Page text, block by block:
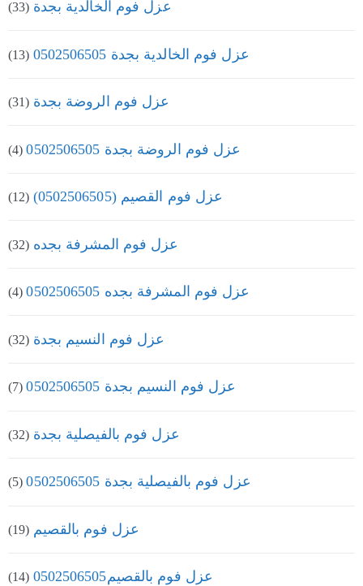
عزل فوم الخالدية بجدة (33)
عزل فوم الخالدية بجدة 0502506505 (13)
عزل فوم الروضة بجدة (31)
عزل فوم الروضة بجدة 0502506505 (4)
عزل فوم القصيم (0502506505) (12)
عزل فوم المشرفة بجده (32)
عزل فوم المشرفة بجده 0502506505 (4)
عزل فوم النسيم بجدة (32)
عزل فوم النسيم بجدة 0502506505 (7)
عزل فوم بالفيصلية بجدة (32)
عزل فوم بالفيصلية بجدة 0502506505 (5)
عزل فوم بالقصيم (19)
عزل فوم بالقصيم0502506505 (14)